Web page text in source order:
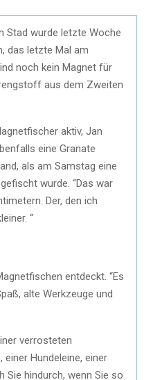
Stad wurde letzte Woche
das letzte Mal am
noch kein Magnet für
aus dem Zweiten
aktiv, Jan
eine Granate
als am Samstag eine
wurde. “Das war
Der, den ich
“
entdeckt. “Es
alte Werkzeuge und
verrosteten
einer Hundeleine, einer
Sie hindurch, wenn Sie so